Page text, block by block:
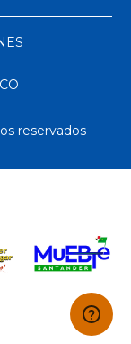
reservados